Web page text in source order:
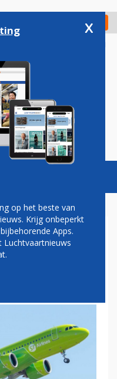
Check in
Vacatures
x
op het beste van
Krijg onbeperkt
Apps.
Luchtvaartnieuws